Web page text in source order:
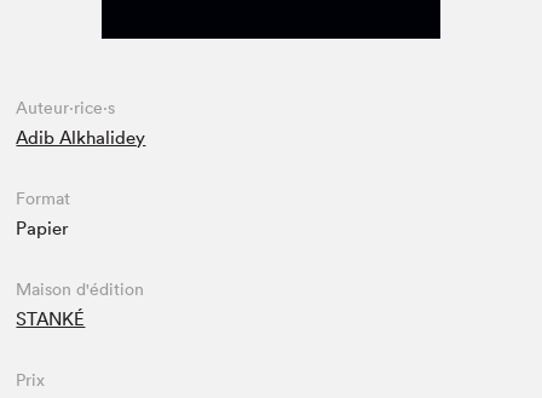
Auteur·rice·s
Adib Alkhalidey
Format
Papier
Maison d'édition
STANKÉ
Prix